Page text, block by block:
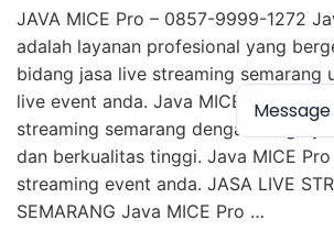
JAVA MICE Pro – 0857-9999-1272
adalah layanan profesional yang
bidang jasa live streaming semarang
live event anda. Java MICE Pro hadir
streaming semarang dengan harga
dan berkualitas tinggi. Java MICE
streaming event anda. JASA LIVE
SEMARANG Java MICE Pro …